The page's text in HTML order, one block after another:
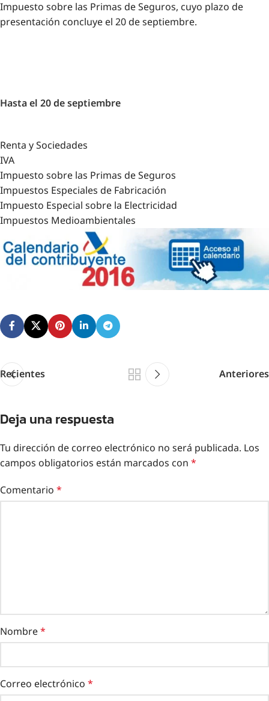
Impuesto sobre las Primas de Seguros, cuyo plazo de
presentación concluye el 20 de septiembre.
Hasta el 20 de septiembre
Renta y Sociedades
IVA
Impuesto sobre las Primas de Seguros
Impuestos Especiales de Fabricación
Impuesto Especial sobre la Electricidad
Impuestos Medioambientales
Recientes Anteriores
Deja una respuesta
Tu dirección de correo electrónico no será publicada. Los
campos obligatorios están marcados con *
Comentario *
Nombre*
Correo electrónico *